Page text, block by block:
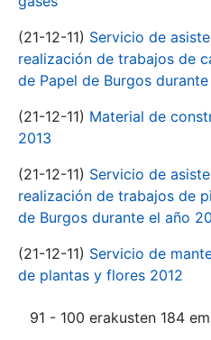
(21-12-11) Servicio de
realización de trabajos de
de Papel de Burgos
(21-12-11) Material de
2013
(21-12-11) Servicio de
realización de trabajos de
de Burgos durante el año
(21-12-11) Servicio de
de plantas y flores 2012
91 - 100 erakusten 184